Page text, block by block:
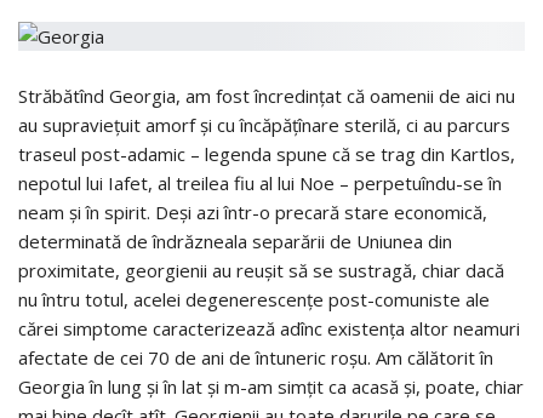
Străbătînd Georgia, am fost încredinţat că oamenii de aici nu
au supravieţuit amorf şi cu încăpăţînare sterilă, ci au parcurs
traseul post-adamic – legenda spune că se trag din Kartlos,
nepotul lui Iafet, al treilea fiu al lui Noe – perpetuîndu-se în
neam şi în spirit. Deşi azi într-o precară stare economică,
determinată de îndrăzneala separării de Uniunea din
proximitate, georgienii au reuşit să se sustragă, chiar dacă
nu întru totul, acelei degenerescenţe post-comuniste ale
cărei simptome caracterizează adînc existenţa altor neamuri
afectate de cei 70 de ani de întuneric roşu. Am călătorit în
Georgia în lung şi în lat şi m-am simţit ca acasă şi, poate, chiar